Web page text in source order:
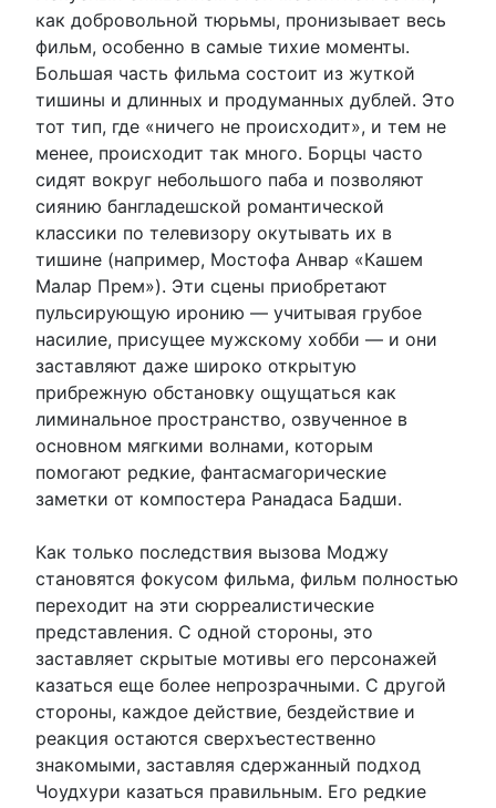
как добровольной тюрьмы, пронизывает весь
фильм, особенно в самые тихие моменты.
Большая часть фильма состоит из жуткой
тишины и длинных и продуманных дублей. Это
тот тип, где «ничего не происходит», и тем не
менее, происходит так много. Борцы часто
сидят вокруг небольшого паба и позволяют
сиянию бангладешской романтической
классики по телевизору окутывать их в
тишине (например, Мостофа Анвар «Кашем
Малар Прем»). Эти сцены приобретают
пульсирующую иронию — учитывая грубое
насилие, присущее мужскому хобби — и они
заставляют даже широко открытую
прибрежную обстановку ощущаться как
лиминальное пространство, озвученное в
основном мягкими волнами, которым
помогают редкие, фантасмагорические
заметки от компостера Ранадаса Бадши.
Как только последствия вызова Моджу
становятся фокусом фильма, фильм полностью
переходит на эти сюрреалистические
представления. С одной стороны, это
заставляет скрытые мотивы его персонажей
казаться еще более непрозрачными. С другой
стороны, каждое действие, бездействие и
реакция остаются сверхъестественно
знакомыми, заставляя сдержанный подход
Чоудхури казаться правильным. Его редкие